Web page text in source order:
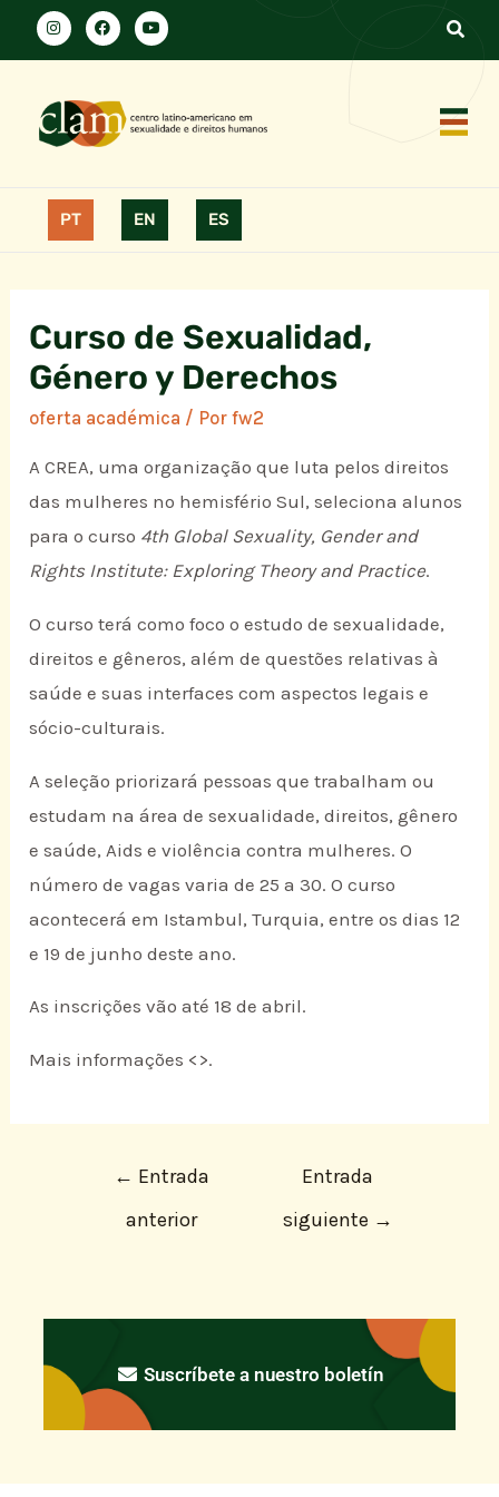
PT EN ES
Curso de Sexualidad,
Género y Derechos
oferta académica / Porfw2
A CREA, uma organização que luta pelos direitos
das mulheres no hemisfério Sul, seleciona alunos
para o curso 4th Global Sexuality, Gender and
Rights Institute: Exploring Theory and Practice.
O curso terá como foco o estudo de sexualidade,
direitos e gêneros, além de questões relativas à
saúde e suas interfaces com aspectos legais e
sócio-culturais.
A seleção priorizará pessoas que trabalham ou
estudam na área de sexualidade, direitos, gênero
e saúde, Aids e violência contra mulheres. O
número de vagas varia de 25 a 30. O curso
acontecerá em Istambul, Turquia, entre os dias 12
e 19 de junho deste ano.
As inscrições vão até 18 de abril.
Mais informações < >.
← Entrada
anterior
Entrada
siguiente →
Suscríbete a nuestro boletín